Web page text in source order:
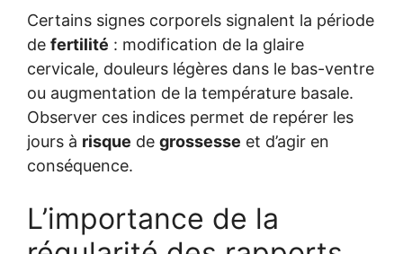
Certains signes corporels signalent la période
de fertilité : modification de la glaire
cervicale, douleurs légères dans le bas-ventre
ou augmentation de la température basale.
Observer ces indices permet de repérer les
jours à risque de grossesse et d’agir en
conséquence.
L’importance de la